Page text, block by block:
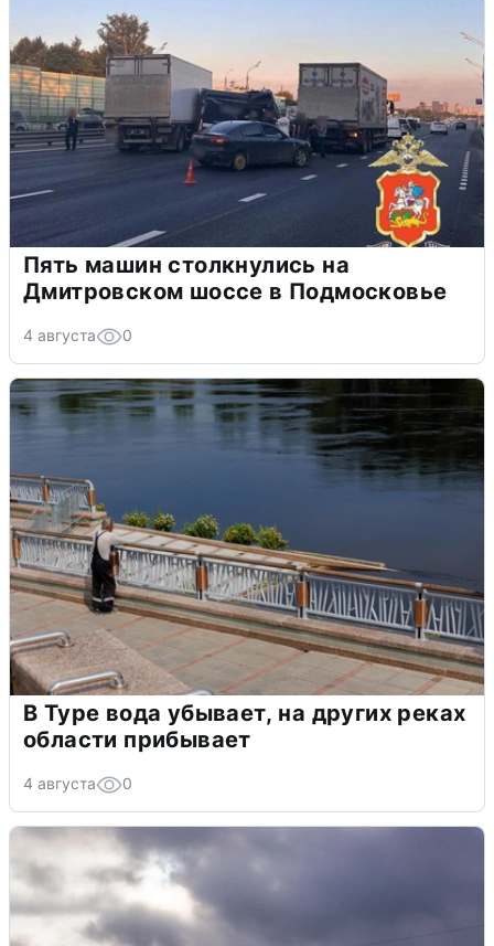
Пять машин столкнулись на
Дмитровском шоссе в Подмосковье
4 августа 0
В Туре вода убывает, на других реках
области прибывает
4 августа 0